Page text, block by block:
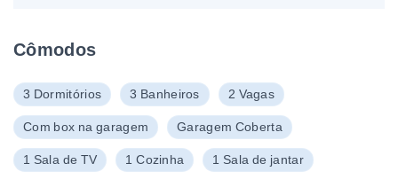
Cômodos
3 Dormitórios 3 Banheiros 2 Vagas
Com box na garagem Garagem Coberta
1 Sala de TV 1 Cozinha 1 Sala de jantar